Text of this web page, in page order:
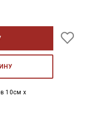
10см x